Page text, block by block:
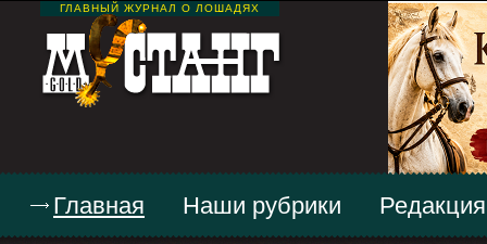
ГЛАВНЫЙ ЖУРНАЛ О ЛОШАДЯХ
Главная Наши рубрики Редакция